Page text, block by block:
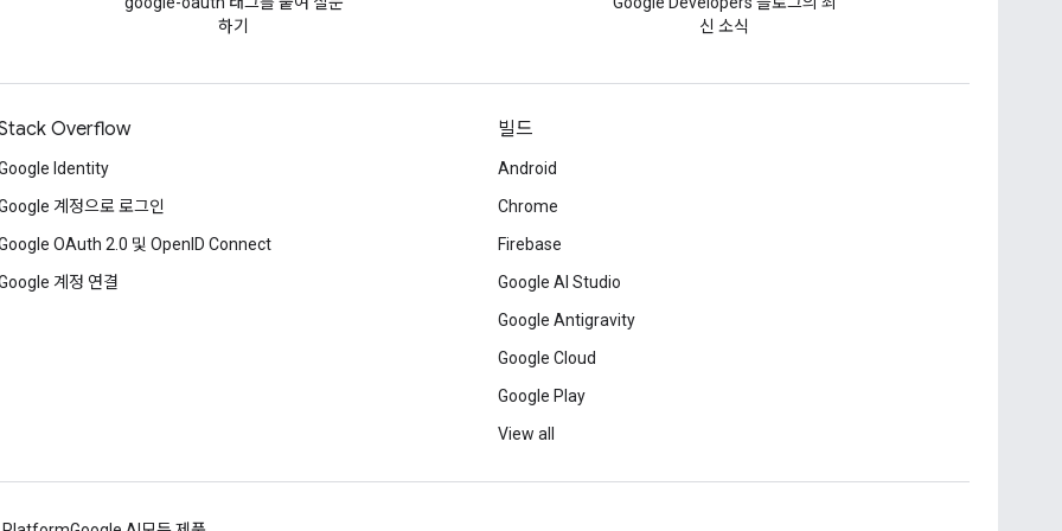
하기
신 소식
Overflow
Identity
계정으로 로그인
OAuth 2.0 및 OpenID Connect
계정 연결
빌드
Android
Chrome
Firebase
Google AI Studio
Google Antigravity
Google Cloud
Google Play
View all